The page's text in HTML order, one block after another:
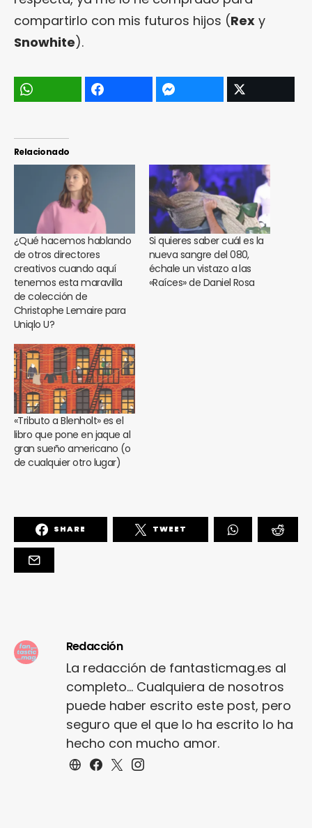
compartirlo con mis futuros hijos (Rex y
Snowhite).
Relacionado
¿Qué hacemos hablando
de otros directores
creativos cuando aquí
tenemos esta maravilla
de colección de
Christophe Lemaire para
Uniqlo U?
Si quieres saber cuál es la
nueva sangre del 080,
échale un vistazo a las
«Raíces» de Daniel Rosa
«Tributo a Blenholt» es el
libro que pone en jaque al
gran sueño americano (o
de cualquier otro lugar)
SHARE TWEET
Redacción
La redacción de fantasticmag.es al
completo... Cualquiera de nosotros
puede haber escrito este post, pero
seguro que el que lo ha escrito lo ha
hecho con mucho amor.